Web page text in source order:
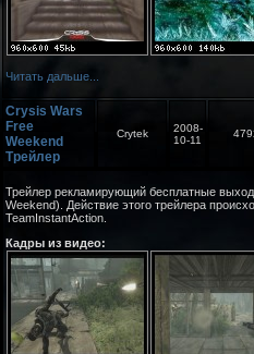
Читать дальше...
Crysis Wars
Free
Weekend
Трейлер
Crytek
2008-
10-11
Трейлер рекламирующий бесплатные
Weekend). Действие этого трейлера
TeamInstantAction.
Кадры из видео: